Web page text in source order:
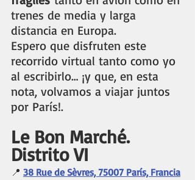
trenes de media y larga
distancia en Europa.
Espero que disfruten este
recorrido virtual tanto como yo
al escribirlo… ¡y que, en esta
nota, volvamos a viajar juntos
por París!.
Le Bon Marché.
Distrito VI
📍 38 Rue de Sèvres, 75007 París, Francia